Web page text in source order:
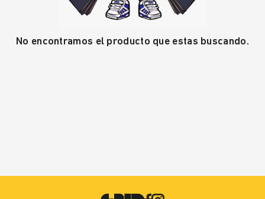
No encontramos el producto que estas buscando.